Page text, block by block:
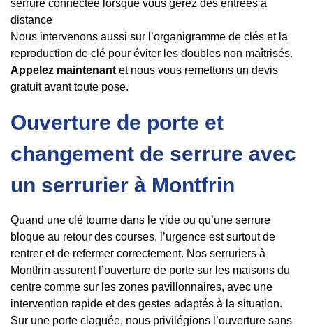
serrure connectée lorsque vous gérez des entrées à
distance
Nous intervenons aussi sur l’organigramme de clés et la
reproduction de clé pour éviter les doubles non maîtrisés.
Appelez maintenant et nous vous remettons un devis
gratuit avant toute pose.
Ouverture de porte et
changement de serrure avec
un serrurier à Montfrin
Quand une clé tourne dans le vide ou qu’une serrure
bloque au retour des courses, l’urgence est surtout de
rentrer et de refermer correctement. Nos serruriers à
Montfrin assurent l’ouverture de porte sur les maisons du
centre comme sur les zones pavillonnaires, avec une
intervention rapide et des gestes adaptés à la situation.
Sur une porte claquée, nous privilégions l’ouverture sans